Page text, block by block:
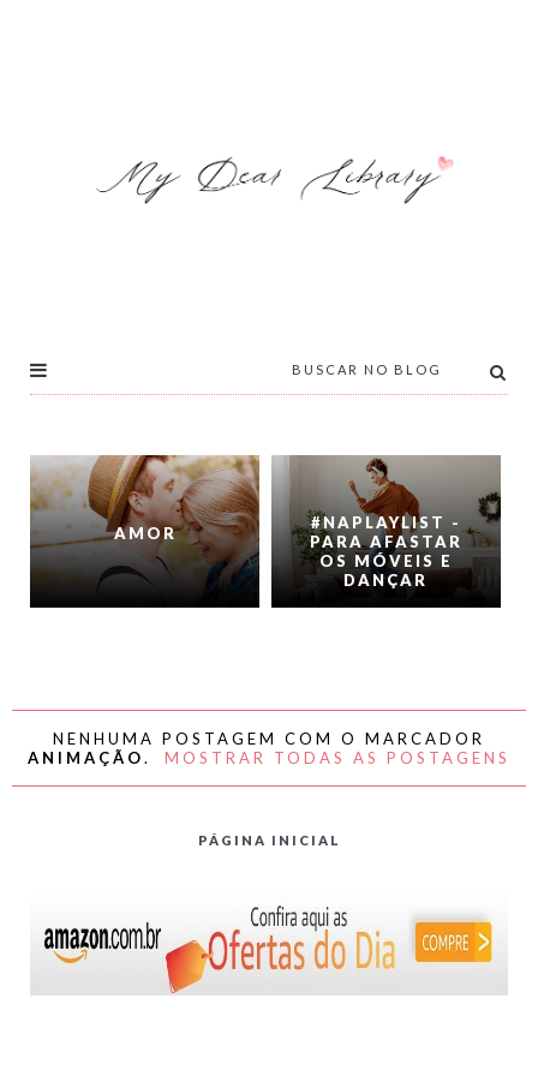
AMOR
#NAPLAYLIST -
PARA AFASTAR
OS MÓVEIS E
DANÇAR
NENHUMA POSTAGEM COM O MARCADOR
ANIMAÇÃO. MOSTRAR TODAS AS POSTAGENS
PÁGINA INICIAL